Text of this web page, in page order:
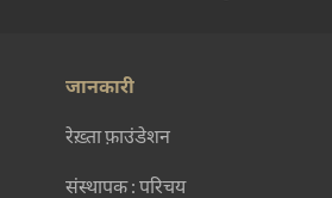
जानकारी
रेख़्ता फ़ाउंडेशन
संस्थापक : परिचय